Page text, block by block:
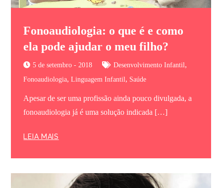
Fonoaudiologia: o que é e como
ela pode ajudar o meu filho?
5 de setembro - 2018 Desenvolvimento Infantil,
Fonoaudiologia,Linguagem Infantil, Saúde
Apesar de ser uma profissão ainda pouco divulgada, a
fonoaudiologia já é uma solução indicada […]
LEIA MAIS